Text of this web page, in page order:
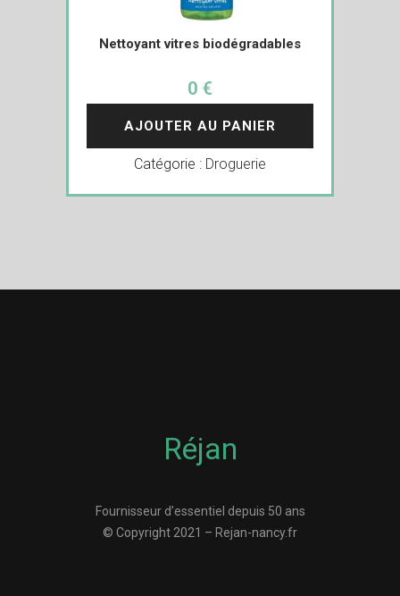
Nettoyant vitres biodégradables
0 €
AJOUTER AU PANIER
Catégorie : Droguerie
Réjan
Fournisseur d’essentiel depuis 50 ans
© Copyright 2021 – Rejan-nancy.fr